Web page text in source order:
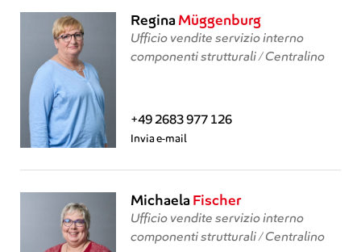
Regina Müggenburg
Ufficio vendite servizio interno
componenti strutturali / Centralino
+49 2683 977 126
Invia e-mail
Michaela Fischer
Ufficio vendite servizio interno
componenti strutturali / Centralino